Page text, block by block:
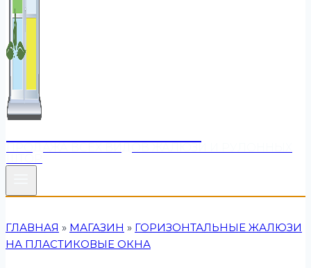
ГЛАВНАЯ » МАГАЗИН » ГОРИЗОНТАЛЬНЫЕ ЖАЛЮЗИ
НА ПЛАСТИКОВЫЕ ОКНА